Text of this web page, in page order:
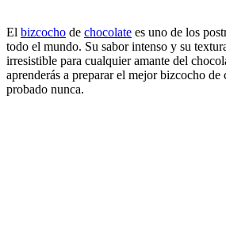
El bizcocho de chocolate es uno de los
todo el mundo. Su sabor intenso y su
irresistible para cualquier amante del
aprenderás a preparar el mejor bizcocho de
probado nunca.